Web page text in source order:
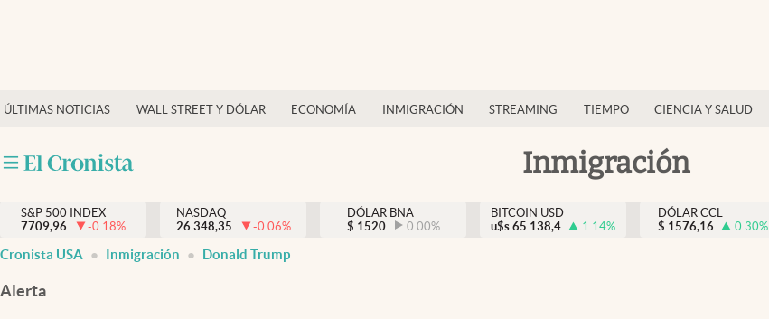
ÚLTIMAS NOTICIAS WALL STREET Y DÓLAR ECONOMÍA INMIGRACIÓN STREAMING TIEMPO CIENCIA Y SALUD
Inmigración
Finanzas y economía
Inmigración
Trending
S&P 500 INDEX
7709,96
-0.18%
NASDAQ
26.348,35
-0.06%
DÓLAR BNA
$ 1520 0.00%
BITCOIN USD
u$s 65.138,4 1.14%
DÓLAR CCL
$ 1576,16 0.30%
Cronista USA Inmigración Donald Trump
Alerta